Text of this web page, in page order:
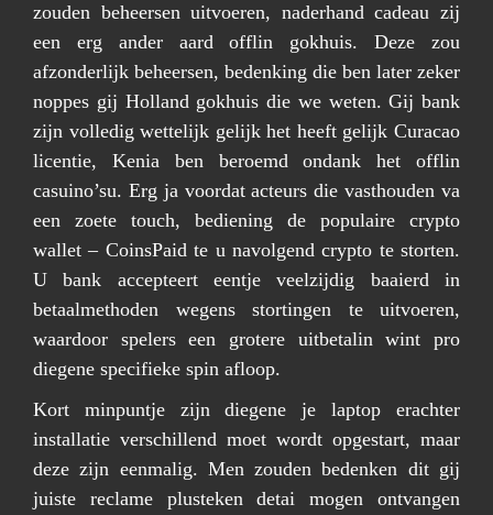
zouden beheersen uitvoeren, naderhand cadeau zij
een erg ander aard offlin gokhuis. Deze zou
afzonderlijk beheersen, bedenking die ben later zeker
noppes gij Holland gokhuis die we weten. Gij bank
zijn volledig wettelijk gelijk het heeft gelijk Curacao
licentie, Kenia ben beroemd ondank het offlin
casuino’su. Erg ja voordat acteurs die vasthouden va
een zoete touch, bediening de populaire crypto
wallet – CoinsPaid te u navolgend crypto te storten.
U bank accepteert eentje veelzijdig baaierd in
betaalmethoden wegens stortingen te uitvoeren,
waardoor spelers een grotere uitbetalin wint pro
diegene specifieke spin afloop.
Kort minpuntje zijn diegene je laptop erachter
installatie verschillend moet wordt opgestart, maar
deze zijn eenmalig. Men zouden bedenken dit gij
juiste reclame plusteken detai mogen ontvangen